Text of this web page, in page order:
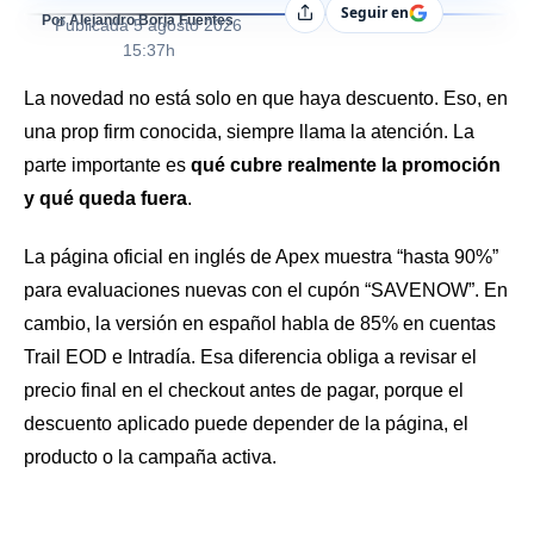
Por Alejandro Borja Fuentes
Publicada 5 agosto 2026
15:37h
CompartirSeguir en
La novedad no está solo en que haya descuento. Eso, en
una prop firm conocida, siempre llama la atención. La
parte importante es qué cubre realmente la promoción
y qué queda fuera.
La página oficial en inglés de Apex muestra “hasta 90%”
para evaluaciones nuevas con el cupón “SAVENOW”. En
cambio, la versión en español habla de 85% en cuentas
Trail EOD e Intradía. Esa diferencia obliga a revisar el
precio final en el checkout antes de pagar, porque el
descuento aplicado puede depender de la página, el
producto o la campaña activa.